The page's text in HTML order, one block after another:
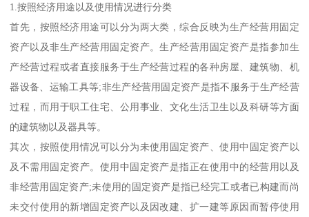
1.按照经济用途以及使用情况进行分类
首先，按照经济用途可以分为两大类，综合反映为生产经营用固定
资产以及非生产经营用固定资产。生产经营用固定资产是指参加生
产经营过程或者直接服务于生产经营过程的各种房屋、建筑物、机
器设备、运输工具等;非生产经营用固定资产是指不服务于生产经营
过程，而用于职工住宅、公用事业、文化生活卫生以及科研等方面
的建筑物以及器具等。
其次，按照使用情况可以分为未使用固定资产、使用中固定资产以
及不需用固定资产。使用中固定资产是指正在使用中的经营用以及
非经营用固定资产;未使用的固定资产是指已经完工或者已构建而尚
未交付使用的新增固定资产以及因改建、扩一建等原因而暂停使用